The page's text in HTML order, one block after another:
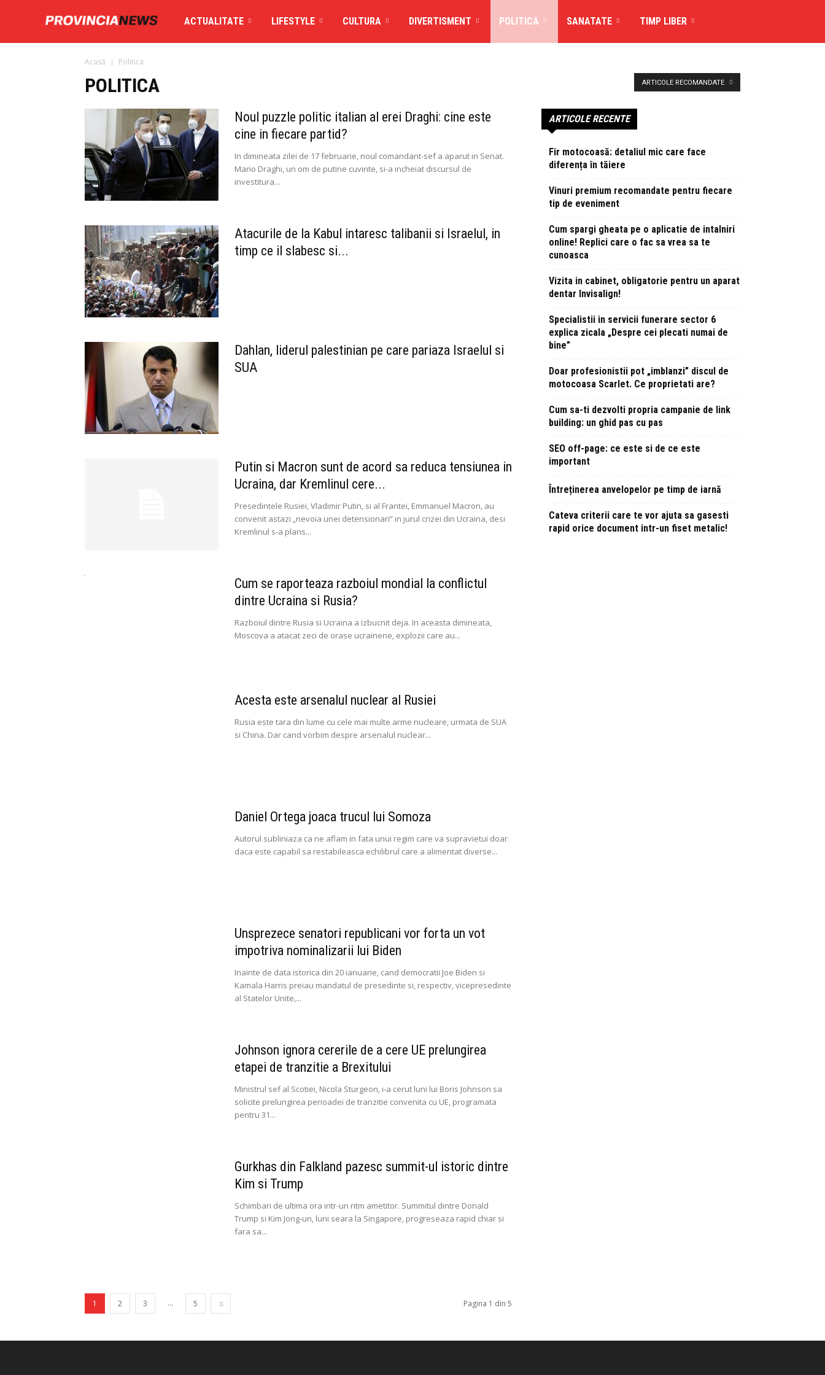
Provincia
ACTUALITATE LIFESTYLE CULTURA DIVERTISMENT POLITICA SANATATE TIMP LIBER
Acasă Politica
POLITICA ARTICOLE RECOMANDATE
Noul puzzle politic italian al erei Draghi: cine este
cine in fiecare partid?
In dimineata zilei de 17 februarie, noul comandant-sef a aparut in Senat.
Mario Draghi, un om de putine cuvinte, si-a incheiat discursul de
investitura...
Atacurile de la Kabul intaresc talibanii si Israelul, in
timp ce il slabesc si...
Dahlan, liderul palestinian pe care pariaza Israelul si
SUA
Putin si Macron sunt de acord sa reduca tensiunea in
Ucraina, dar Kremlinul cere...
Presedintele Rusiei, Vladimir Putin, si al Frantei, Emmanuel Macron, au
convenit astazi „nevoia unei detensionari” in jurul crizei din Ucraina, desi
Kremlinul s-a plans...
Cum se raporteaza razboiul mondial la conflictul
dintre Ucraina si Rusia?
Razboiul dintre Rusia si Ucraina a izbucnit deja. In aceasta dimineata,
Moscova a atacat zeci de orase ucrainene, explozii care au...
Acesta este arsenalul nuclear al Rusiei
Rusia este tara din lume cu cele mai multe arme nucleare, urmata de SUA
si China. Dar cand vorbim despre arsenalul nuclear...
Daniel Ortega joaca trucul lui Somoza
Autorul subliniaza ca ne aflam in fata unui regim care va supravietui doar
daca este capabil sa restabileasca echilibrul care a alimentat diverse...
Unsprezece senatori republicani vor forta un vot
impotriva nominalizarii lui Biden
Inainte de data istorica din 20 ianuarie, cand democratii Joe Biden si
Kamala Harris preiau mandatul de presedinte si, respectiv, vicepresedinte
al Statelor Unite,...
Johnson ignora cererile de a cere UE prelungirea
etapei de tranzitie a Brexitului
Ministrul sef al Scotiei, Nicola Sturgeon, i-a cerut luni lui Boris Johnson sa
solicite prelungirea perioadei de tranzitie convenita cu UE, programata
pentru 31...
Gurkhas din Falkland pazesc summit-ul istoric dintre
Kim si Trump
Schimbari de ultima ora intr-un ritm ametitor. Summitul dintre Donald
Trump si Kim Jong-un, luni seara la Singapore, progreseaza rapid chiar si
fara sa...
1 2 3 ... 5 Pagina 1 din 5
ARTICOLE RECENTE
Fir motocoasă: detaliul mic care face
diferența în tăiere
Vinuri premium recomandate pentru fiecare
tip de eveniment
Cum spargi gheata pe o aplicatie de intalniri
online! Replici care o fac sa vrea sa te
cunoasca
Vizita in cabinet, obligatorie pentru un aparat
dentar Invisalign!
Specialistii in servicii funerare sector 6
explica zicala „Despre cei plecati numai de
bine”
Doar profesionistii pot „imblanzi” discul de
motocoasa Scarlet. Ce proprietati are?
Cum sa-ti dezvolti propria campanie de link
building: un ghid pas cu pas
SEO off-page: ce este si de ce este
important
Întreținerea anvelopelor pe timp de iarnă
Cateva criterii care te vor ajuta sa gasesti
rapid orice document intr-un fiset metalic!